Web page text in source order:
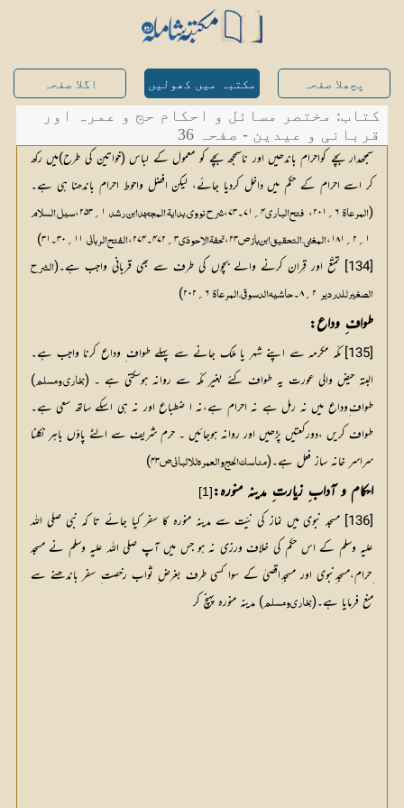
پچھلا صفحہ مکتبہ میں کھولیں اگلا صفحہ
کتاب: مختصر مسائل و احکام حج و عمرہ اور
قربانی و عیدین - صفحہ 36
سمجھدار بچے کواحرام باندھیں اور ناسمجھ بچے کو معمول کے لباس (خواتین کی طرح)میں رکھ
کر اسے احرام کے حکم میں داخل کردیا جائے، لیکن افضل واحوط احرام باندھنا ہی ہے۔
(المرعاۃ ۶؍۲۰۱، فتح الباری۴؍۷۱۔۷۳، شرح نووی، بدایۃ المجتہد ابن رشد سبل السلام
المغنی ،التحقیق ابن باز ص۲۳، تحفۃ الاحوذی۳؍۴۷۲۔۲۷۴، الفتح الربانی
[134] تمتّع اور قِران کرنے والے بچوں کی طرف سے بھی قربانی واجب ہے۔(
الصغیر للدردیر حاشیہ الدسوقی،المرعاۃ
طواف ِ وداع:
[135] مکّہ مکرمہ سے اپنے شہر یا ملک جانے سے پہلے طواف ِ وداع کرنا واجب ہے۔
البتہ حیض والی عورت یہ طواف کئے بغیر مکّہ سے روانہ ہوسکتی ہے ۔ (بخاری ومسلم
طواف ِوداع میں نہ رمل ہے نہ احرام ہے،نہ ا ضطباع اور نہ ہی اسکے ساتھ سعی ہے۔
سراسر خانہ ساز فعل ہے۔(مناسک الحج والعمرہ للالبانی ص۴۳)
احکام و آداب ِ زیارت ِ مدینہ منورہ:[1]
[136] مسجد نبوی میں نماز کی نیّت سے مدینہ منورہ کا سفر کیا جائے تا کہ نبی صلی اللہ
علیہ وسلم کے اس حکم کی خلاف ورزی نہ ہو جس میں آپ صلی اللہ علیہ وسلم نے مسجد
ِحرام،مسجد ِنبوی اور مسجد ِاقصیٰ کے سوا کسی طرف بغرض ِ ثواب رخصت ِ سفر باندھنے سے
منع فرمایا ہے۔(بخاری ومسلم) مدینہ منورہ پہنچ کر